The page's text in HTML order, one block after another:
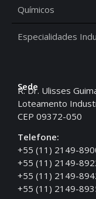
Químicos
Especialidades
Sede
R. Dr. Ulisses
Loteamento
CEP 09372-050
Telefone:
+55 (11) 2149-
+55 (11) 2149-
+55 (11) 2149-
+55 (11) 2149-